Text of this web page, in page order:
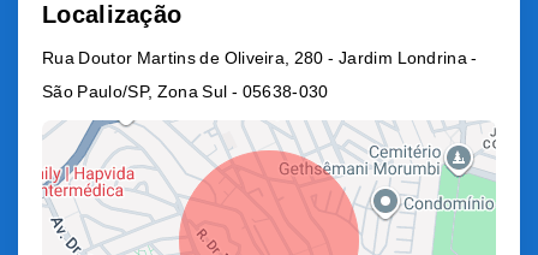
Localização
Rua Doutor Martins de Oliveira, 280 - Jardim Londrina -
São Paulo/SP, Zona Sul - 05638-030